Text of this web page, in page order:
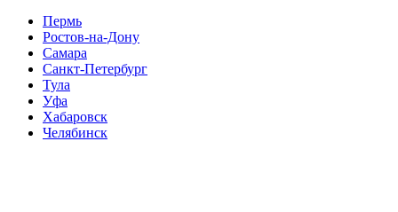
Пермь
Ростов-на-Дону
Самара
Санкт-Петербург
Тула
Уфа
Хабаровск
Челябинск